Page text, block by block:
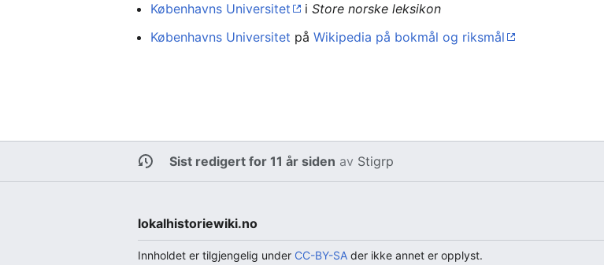
Københavns Universitet iStore norske leksikon
Københavns Universitet påWikipedia på bokmål og riksmål
Sist redigert for 11 år siden av Stigrp
lokalhistoriewiki.no
Innholdet er tilgjengelig under CC-BY-SA der ikke annet er opplyst.